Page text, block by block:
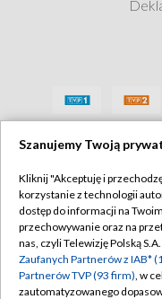
Szanujemy Twoją
Kliknij "Akceptuję i
korzystanie z technologii
dostęp do informacji na
przechowywanie oraz na
nas, czyli Telewizję Polską
Zaufanych Partnerów z IAB*
Partnerów TVP (93 firm), w
zautomatyzowanego